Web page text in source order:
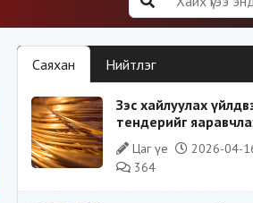
Саяхан Нийтлэг
Зэс хайлуулах
тендерийг
“Үндэсний аюулгүй
эрсдэлтэй юу?
Цаг үе
2026-04-
364